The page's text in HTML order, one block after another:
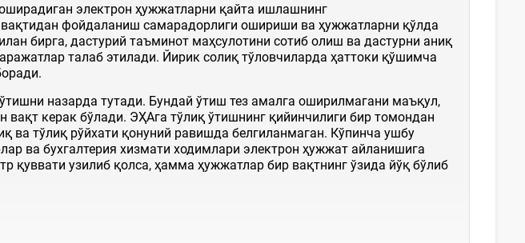
электрон ҳужжатларни қайта ишлашнинг
фойдаланиш самарадорлиги ошириши ва ҳужжатларни қўлда
бирга, дастурий таъминот маҳсулотини сотиб олиш ва дастурни аниқ
талаб этилади. Йирик солиқ тўловчиларда ҳаттоки қўшимча
назарда тутади. Бундай ўтиш тез амалга оширилмагани маъқул,
керак бўлади. ЭҲАга тўлиқ ўтишнинг қийинчилиги бир томондан
тўлиқ рўйхати қонуний равишда белгиланмаган. Кўпинча ушбу
ва бухгалтерия хизмати ходимлари электрон ҳужжат айланишига
узилиб қолса, ҳамма ҳужжатлар бир вақтнинг ўзида йўқ бўлиб